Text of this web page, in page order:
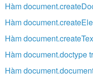
Hàm
Hàm
Hàm
Hàm document.doctype
Hàm